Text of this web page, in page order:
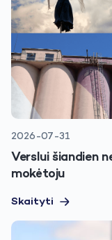
2026-07-31
Verslui šiandien
mokėtoju
Skaityti